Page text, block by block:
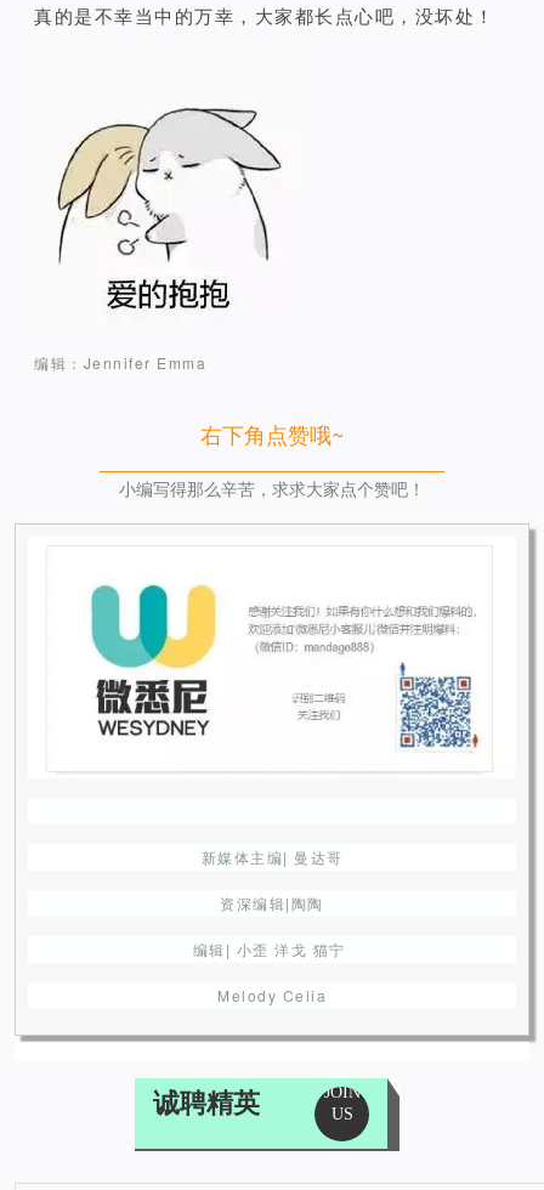
真的是不幸当中的万幸，大家都长点心吧，没坏处！
编辑：Jennifer Emma
右下角点赞哦~
小编写得那么辛苦，求求大家点个赞吧！
新媒体主编| 曼达哥
资深编辑|陶陶
编辑| 小歪 洋戈 猫宁
Melody Celia
诚聘精英
JOIN
US